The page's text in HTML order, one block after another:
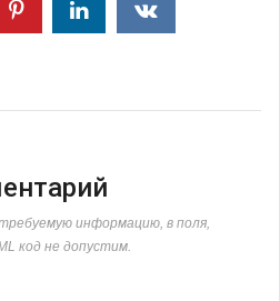
информацию, в поля,
код не допустим.